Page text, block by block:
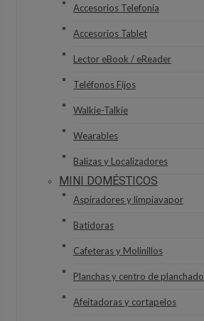
Accesorios Telefonía
Accesorios Tablet
Lector eBook / eReader
Teléfonos Fijos
Walkie-Talkie
Wearables
Balizas y Localizadores
MINI DOMÉSTICOS
Aspiradores y limpiavapor
Batidoras
Cafeteras y Molinillos
Planchas y centro de planchado
Afeitadoras y cortapelos